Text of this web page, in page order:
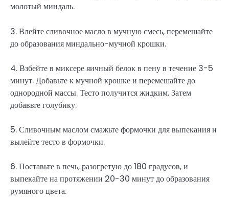
молотый миндаль.
3. Влейте сливочное масло в мучную смесь, перемешайте
до образования миндально-мучной крошки.
4. Взбейте в миксере яичный белок в пену в течение 3-5
минут. Добавьте к мучной крошке и перемешайте до
однородной массы. Тесто получится жидким. Затем
добавьте голубику.
5. Сливочным маслом смажьте формочки для выпекания и
вылейте тесто в формочки.
6. Поставьте в печь, разогретую до 180 градусов, и
выпекайте на протяжении 20-30 минут до образования
румяного цвета.